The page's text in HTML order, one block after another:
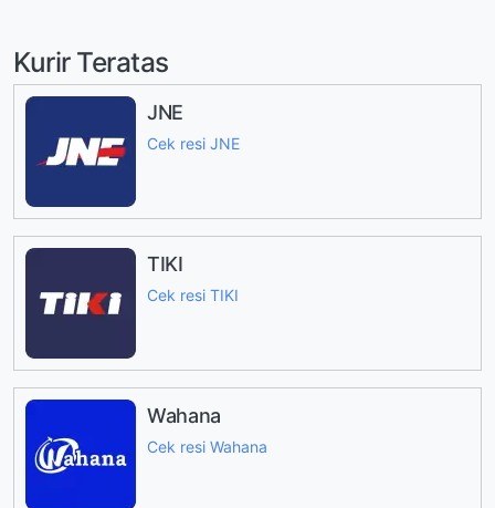
Kurir Teratas
JNE
Cek resi JNE
TIKI
Cek resi TIKI
Wahana
Cek resi Wahana